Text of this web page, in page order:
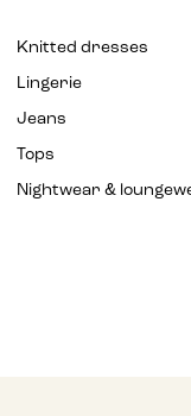
Knitted dresses
Lingerie
Jeans
Tops
Nightwear &